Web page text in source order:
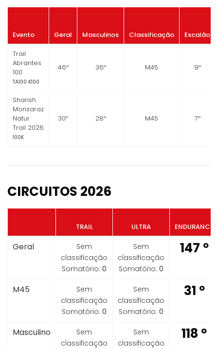
Evento Geral Masculinos Classificação Escalão
Trail
Abrantes
100
TA100 K100
46º 36º M45 9º
Sharish
Monsaraz
Natur
Trail 2026
100K
30º 28º M45 7º
CIRCUITOS 2026
TRAIL ULTRA ENDURANCE
Geral
Sem
classificação
Somatório: 0
Sem
classificação
Somatório: 0
147 º
M45
Sem
classificação
Somatório: 0
Sem
classificação
Somatório: 0
31 º
Masculino
Sem
classificação
Sem
classificação
118 º